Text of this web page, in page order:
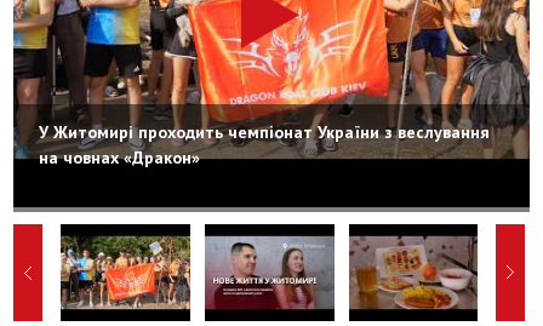
У Житомирі проходить чемпіонат України з веслування
на човнах «Дракон»